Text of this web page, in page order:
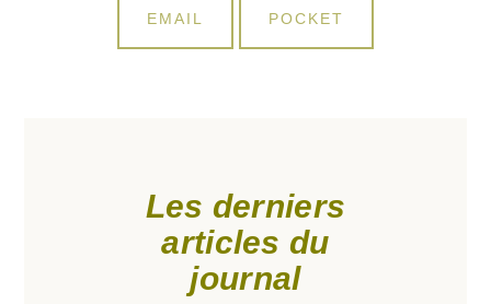
SHARE
EMAIL
SHARE
POCKET
Les derniers
articles du
journal